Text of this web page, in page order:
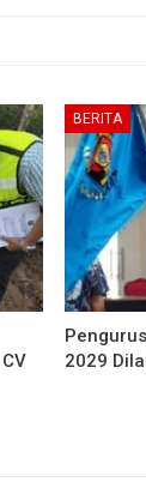
BERITA
2029